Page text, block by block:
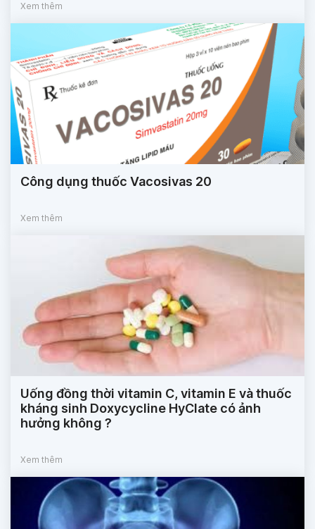
Xem thêm
Công dụng thuốc Vacosivas 20
Xem thêm
Uống đồng thời vitamin C, vitamin E và thuốc
kháng sinh Doxycycline HyClate có ảnh
hưởng không ?
Xem thêm